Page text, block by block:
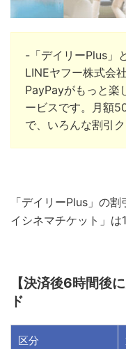
-「デイリーPlus」
LINEヤフー株式会
PayPayがもっと楽
ービスです。月額
で、いろんな割引
「デイリーPlus」の
イシネマチケット」は
【決済後6時間後
ド
区分